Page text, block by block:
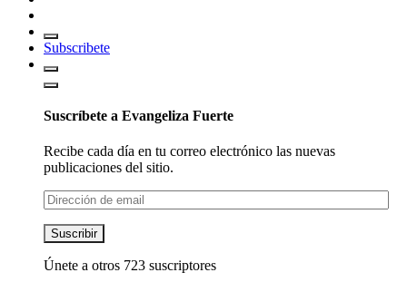
Subscribete
Suscríbete a Evangeliza Fuerte
Recibe cada día en tu correo electrónico las nuevas
publicaciones del sitio.
Dirección
de
email
Suscribir
Únete a otros 723 suscriptores